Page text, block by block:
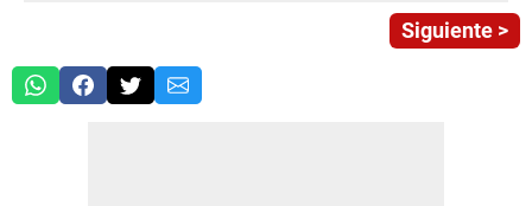
Siguiente >